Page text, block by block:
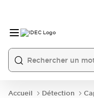
Accueil Détection